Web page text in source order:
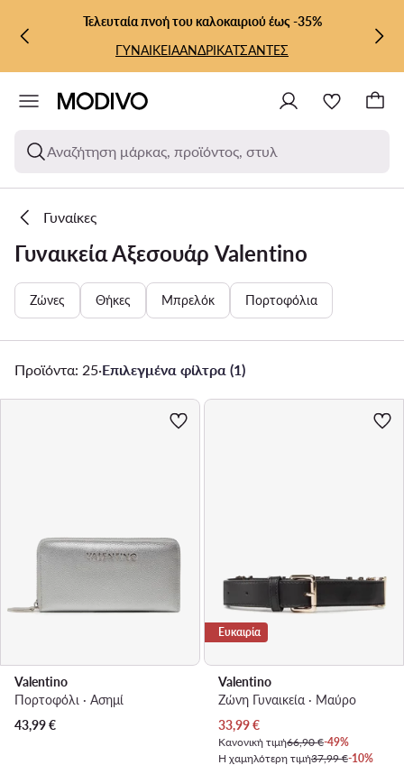
ΜΕΤΆΒΑΣΗ ΣΤΟ ΚΎΡΙΟ ΠΕΡΙΕΧΌΜΕΝΟ
ΜΕΤΆΒΑΣΗ ΣΤΗΝ ΑΝΑΖΉΤΗΣΗ
Τελευταία πνοή του καλοκαιριού έως -35%
ΓΥΝΑΙΚΕΙΑΑΝΔΡΙΚΑΤΣΑΝΤΕΣ
Αναζήτηση μάρκας, προϊόντος, στυλ
Γυναίκες
Γυναικεία Αξεσουάρ Valentino
Ζώνες Θήκες Μπρελόκ Πορτοφόλια
Προϊόντα: 25·Επιλεγμένα φίλτρα (1)
Valentino
Πορτοφόλι · Ασημί
43,99€
Ευκαιρία
Valentino
Ζώνη Γυναικεία · Μαύρο
Τρέχουσα τιμή
33,99€
Κανονική τιμή66,90 €-49%
Η χαμηλότερη τιμή37,99 €-10%